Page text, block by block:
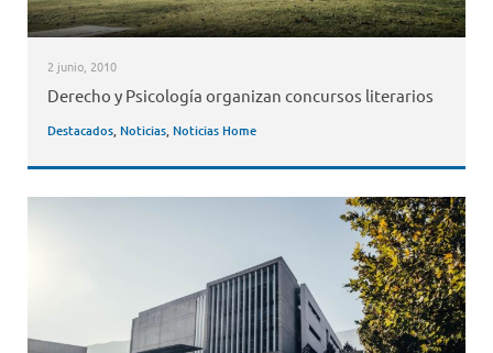
2 junio, 2010
Derecho y Psicología organizan concursos literarios
Destacados, Noticias, Noticias Home